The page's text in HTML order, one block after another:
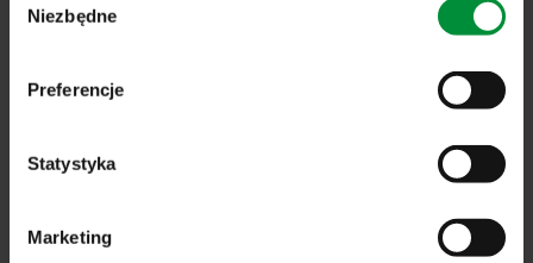
zgody
Niezbędne
Preferencje
Statystyka
Marketing
straty ciepła, obniżyć koszty ogrzewania i poprawić
komfort życia w budynku. W poniższym artykule omówimy
kluczowe aspekty związane z termomodernizacją oraz
przedstawimy argumenty […]
Czytaj dalej
AKTUALNOŚCI